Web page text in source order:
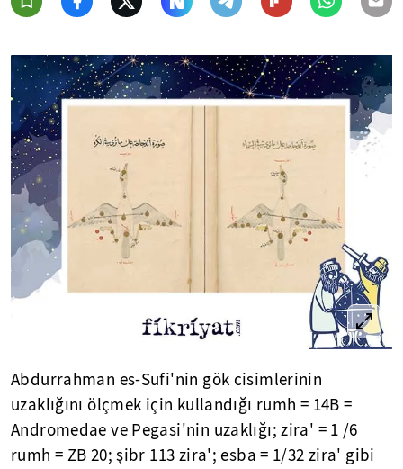
Abdurrahman es-Sufi'nin gök cisimlerinin
uzaklığını ölçmek için kullandığı rumh = 14B =
Andromedae ve Pegasi'nin uzaklığı; zira' = 1 /6
rumh = ZB 20; şibr 113 zira'; esba = 1/32 zira' gibi